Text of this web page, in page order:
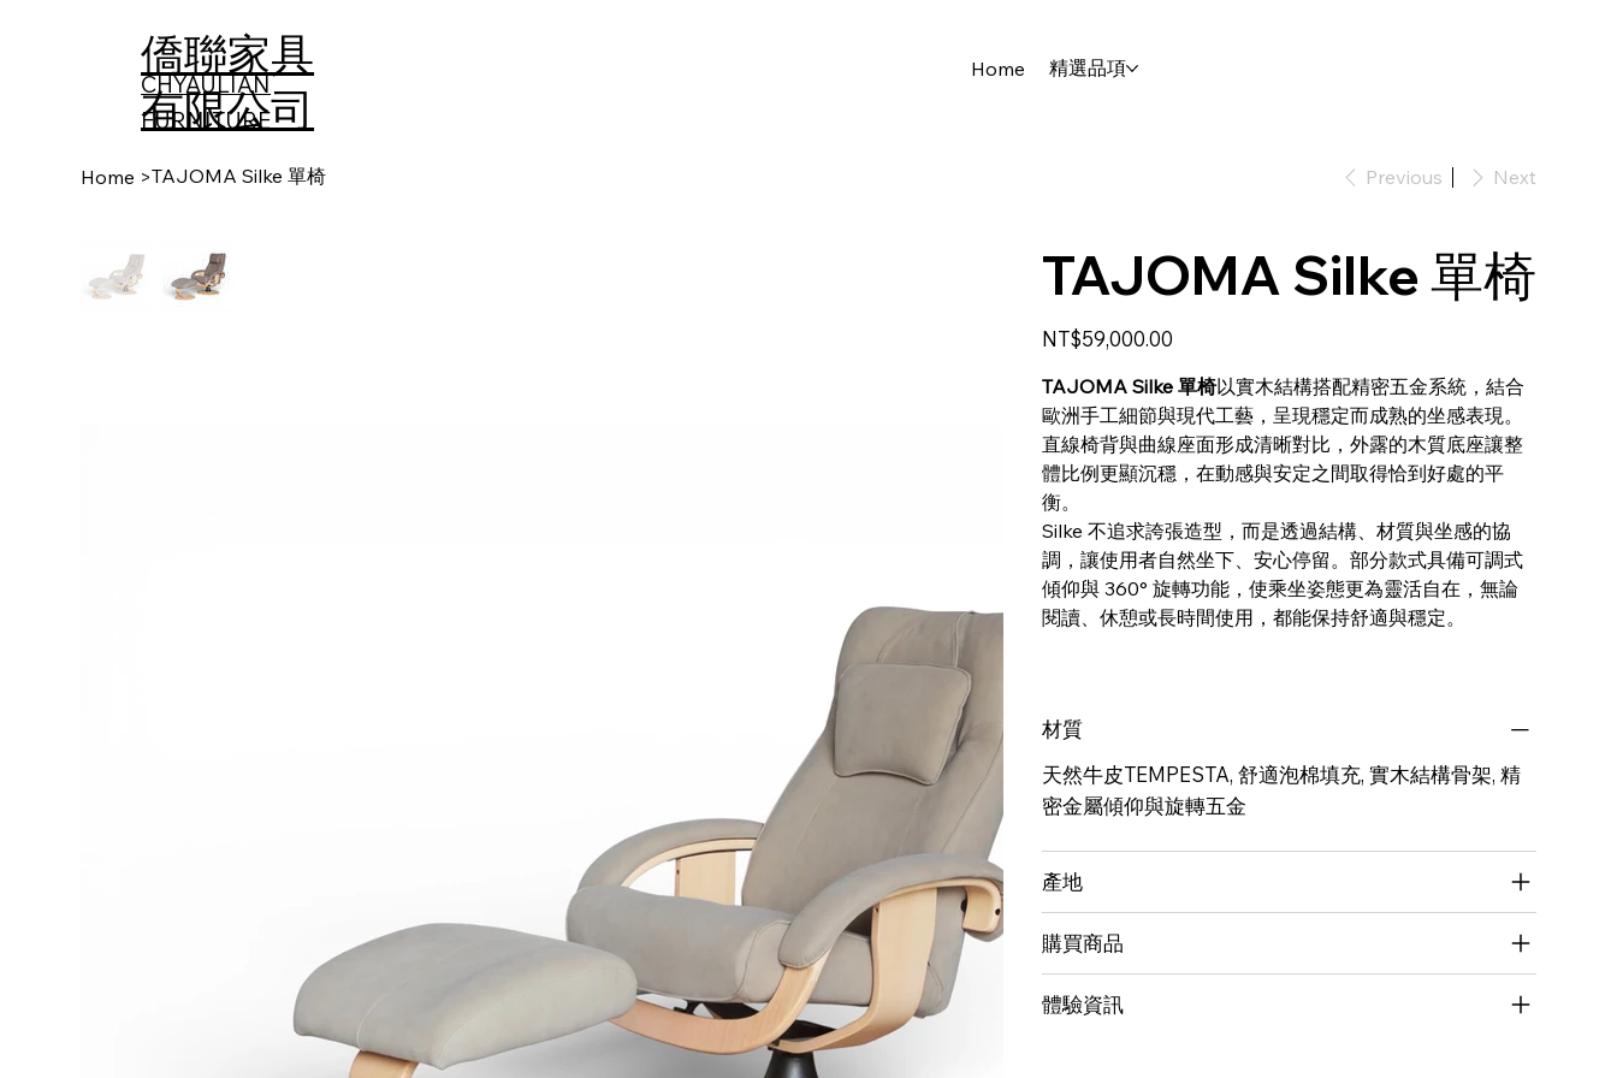
僑聯家具
有限公司
CHYAULIAN
FURNITURE​
Home 精選品項
Home >TAJOMA Silke 單椅 Previous Next
TAJOMA Silke 單椅
Price
NT$59,000.00
TAJOMA Silke 單椅以實木結構搭配精密五金系統，結合
歐洲手工細節與現代工藝，呈現穩定而成熟的坐感表現。
直線椅背與曲線座面形成清晰對比，外露的木質底座讓整
體比例更顯沉穩，在動感與安定之間取得恰到好處的平
衡。
Silke 不追求誇張造型，而是透過結構、材質與坐感的協
調，讓使用者自然坐下、安心停留。部分款式具備可調式
傾仰與 360° 旋轉功能，使乘坐姿態更為靈活自在，無論
閱讀、休憩或長時間使用，都能保持舒適與穩定。
材質
天然牛皮TEMPESTA, 舒適泡棉填充, 實木結構骨架, 精
密金屬傾仰與旋轉五金
產地
購買商品
體驗資訊